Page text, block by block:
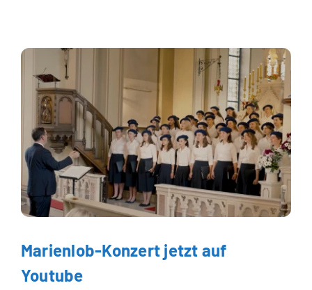
Marienlob-Konzert jetzt auf
Youtube